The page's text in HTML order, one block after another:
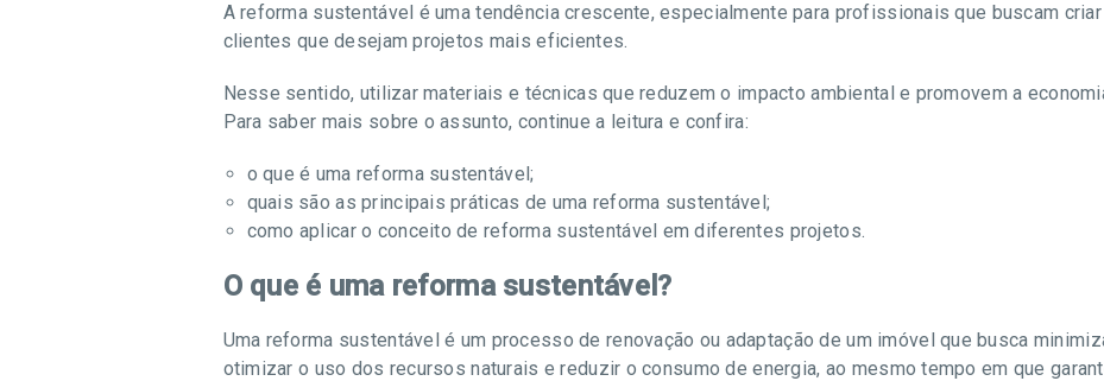
A reforma sustentável é uma tendência crescente, especialmente para profissionais que buscam
clientes que desejam projetos mais eficientes.
Nesse sentido, utilizar materiais e técnicas que reduzem o impacto ambiental e promovem a
Para saber mais sobre o assunto, continue a leitura e confira:
o que é uma reforma sustentável;
quais são as principais práticas de uma reforma sustentável;
como aplicar o conceito de reforma sustentável em diferentes projetos.
O que é uma reforma sustentável?
Uma reforma sustentável é um processo de renovação ou adaptação de um imóvel que busca
otimizar o uso dos recursos naturais e reduzir o consumo de energia, ao mesmo tempo em que